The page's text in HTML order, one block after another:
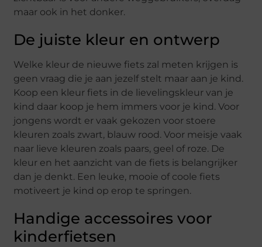
maar ook in het donker.
De juiste kleur en ontwerp
Welke kleur de nieuwe fiets zal meten krijgen is
geen vraag die je aan jezelf stelt maar aan je kind.
Koop een kleur fiets in de lievelingskleur van je
kind daar koop je hem immers voor je kind. Voor
jongens wordt er vaak gekozen voor stoere
kleuren zoals zwart, blauw rood. Voor meisje vaak
naar lieve kleuren zoals paars, geel of roze. De
kleur en het aanzicht van de fiets is belangrijker
dan je denkt. Een leuke, mooie of coole fiets
motiveert je kind op erop te springen.
Handige accessoires voor
kinderfietsen